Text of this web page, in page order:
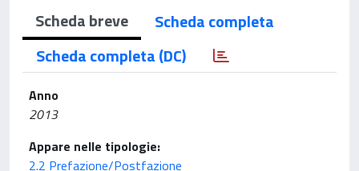
Scheda breve
Scheda completa
Scheda completa (DC)
Anno
2013
Appare nelle tipologie:
2.2 Prefazione/Postfazione